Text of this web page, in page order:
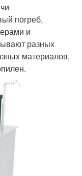
погреб,
и
разных
материалов,